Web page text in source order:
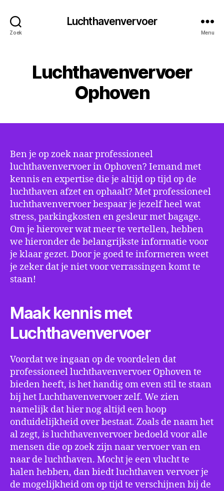
Zoek
Luchthavenvervoer
Menu
Luchthavenvervoer
Ophoven
Ben je op zoek naar professioneel
luchthavenvervoer in Ophoven? Iemand met
kennis en expertise die je altijd op tijd op de
luchthaven afzet en ophaalt? Met professioneel
luchthavenvervoer bespaar je jezelf heel wat
stress, parkingkosten en gesleur met bagage.
Om je hierover wat meer te vertellen, hebben
we hieronder de belangrijkste informatie voor
je klaar gezet. Door je goed te informeren weet
je zeker dat je niet voor verrassingen komt te
staan!
Maak kennis met
Luchthavenvervoer
Voordat we ingaan op de voordelen dat
professioneel luchthavenvervoer Ophoven te
bieden heeft, is het handig om even stil te staan
bij het Luchthavenvervoer zelf. We zien
namelijk dat hier nog altijd een hoop
onduidelijkheid over bestaat. Zoals de naam het
al zegt, is luchthavenvervoer bedoeld voor alle
mensen die op zoek zijn naar vervoer van en
naar de luchthaven. Mocht je een vlucht te
halen hebben, dan biedt luchthaven vervoer je
de mogelijkheid om op tijd te verschijnen bij de